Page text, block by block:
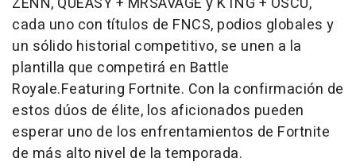
cada uno con títulos de FNCS, podios globales y
un sólido historial competitivo, se unen a la
plantilla que competirá en Battle
Royale.Featuring Fortnite. Con la confirmación de
estos dúos de élite, los aficionados pueden
esperar uno de los enfrentamientos de Fortnite
de más alto nivel de la temporada.